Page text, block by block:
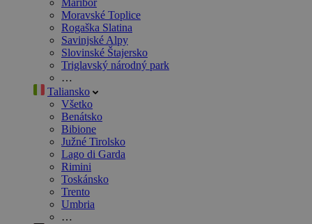
Maribor
Moravské Toplice
Rogaška Slatina
Savinjské Alpy
Slovinské Štajersko
Triglavský národný park
…
Taliansko
Všetko
Benátsko
Bibione
Južné Tirolsko
Lago di Garda
Rimini
Toskánsko
Trento
Umbria
…